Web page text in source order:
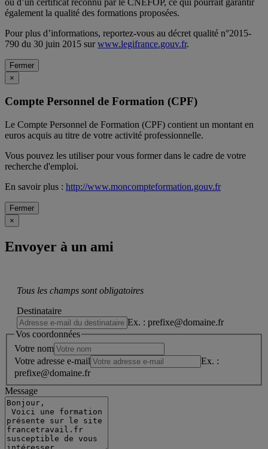
également la qualité des formations proposées.
Pour plus d’informations, reportez-vous au décret qualité n°2015-
790 du 30 juin 2015 surwww.legifrance.gouv.fr.
Fermer
×
Compte Personnel de Formation (CPF)
Le Compte Personnel de Formation (CPF) contient un montant en
euros acquis au titre de votre activité professionnelle.
Vous pouvez les utiliser pour vous former dans le cadre de votre
recherche d'emploi.
En savoir plus : http://www.moncompteformation.gouv.fr
Fermer
×
Envoyer à un ami
Tous les champs sont obligatoires
Destinataire
Ex. : prefixe@domaine.fr
Vos coordonnées
Votre nom
Votre adresse e-mail
Ex. :
prefixe@domaine.fr
Message